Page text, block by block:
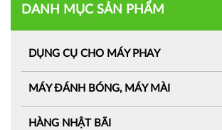
DANH MỤC SẢN PHẨM
DỤNG CỤ CHO MÁY PHAY
MÁY ĐÁNH BÓNG, MÁY MÀI
HÀNG NHẬT BÃI